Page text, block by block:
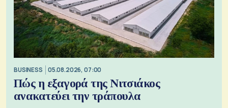
BUSINESS 05.08.2026, 07:00
Πώς η εξαγορά της Νιτσιάκος
ανακατεύει την τράπουλα